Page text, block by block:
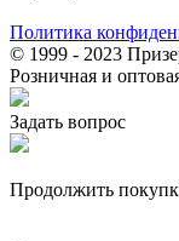
Политика
© 1999 - 2023
Розничная и
Задать вопрос
Продолжить